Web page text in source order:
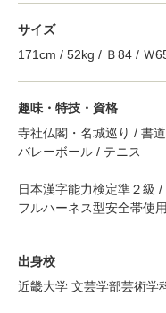
サイズ
171cm / 52kg / Ｂ84 / Ｗ
趣味・特技・資格
寺社仏閣・名城巡り / 書
バレーボール / テニス
日本漢字能力検定準２級 /
フルハーネス型安全帯使
出身校
近畿大学 文芸学部芸術学